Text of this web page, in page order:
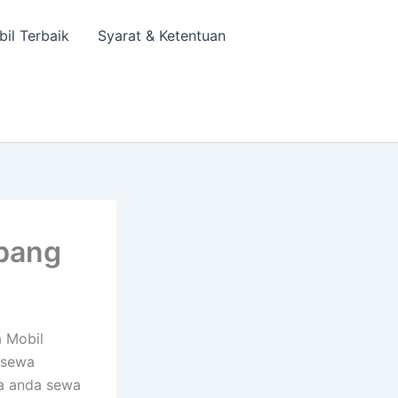
Terbaik Syarat & Ketentuan
Mobil
anda sewa